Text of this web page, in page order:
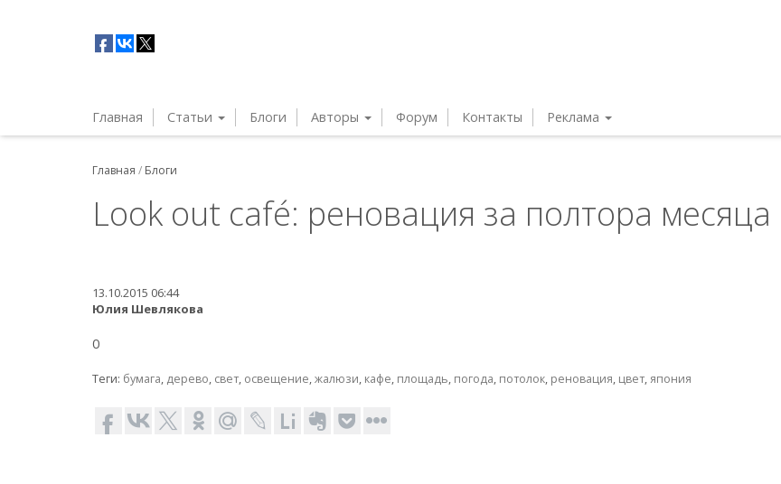
Главная Статьи Блоги Авторы Форум Контакты Реклама
Главная / Блоги
Look out café: реновация за полтора месяца
13.10.2015 06:44
Юлия Шевлякова
0
Теги: бумага, дерево, свет, освещение,жалюзи, кафе, площадь, погода, потолок, реновация, цвет, япония